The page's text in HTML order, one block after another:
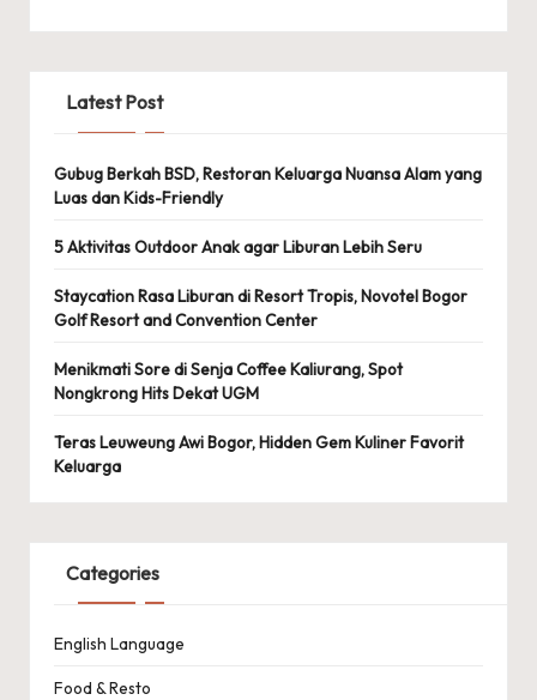
Latest Post
Gubug Berkah BSD, Restoran Keluarga Nuansa Alam yang
Luas dan Kids-Friendly
5 Aktivitas Outdoor Anak agar Liburan Lebih Seru
Staycation Rasa Liburan di Resort Tropis, Novotel Bogor
Golf Resort and Convention Center
Menikmati Sore di Senja Coffee Kaliurang, Spot
Nongkrong Hits Dekat UGM
Teras Leuweung Awi Bogor, Hidden Gem Kuliner Favorit
Keluarga
Categories
English Language
Food & Resto